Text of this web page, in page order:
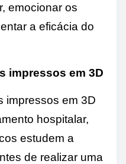
emocionar os
a eficácia do
impressos em 3D
impressos em 3D
hospitalar,
estudem a
de realizar uma